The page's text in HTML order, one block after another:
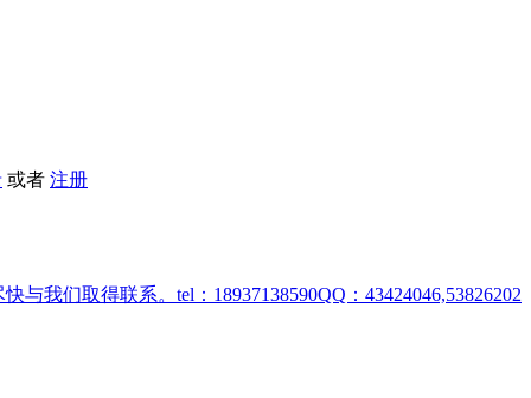
或者 注册
我们取得联系。tel：18937138590QQ：43424046,53826202